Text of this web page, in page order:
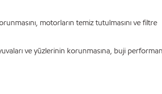
motorların temiz tutulmasını ve filtre
ve yüzlerinin korunmasına, buji